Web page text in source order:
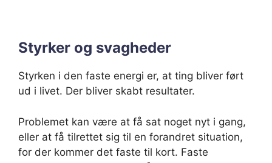
Styrker og svagheder
Styrken i den faste energi er, at ting bliver ført
ud i livet. Der bliver skabt resultater.
Problemet kan være at få sat noget nyt i gang,
eller at få tilrettet sig til en forandret situation,
for der kommer det faste til kort. Faste